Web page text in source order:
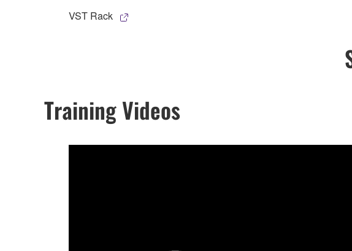
VST Rack
Training Videos